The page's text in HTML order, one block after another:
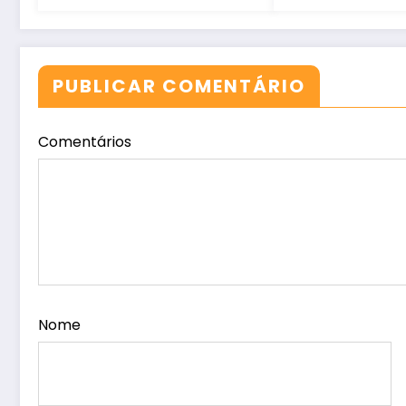
PUBLICAR COMENTÁRIO
Comentários
Nome